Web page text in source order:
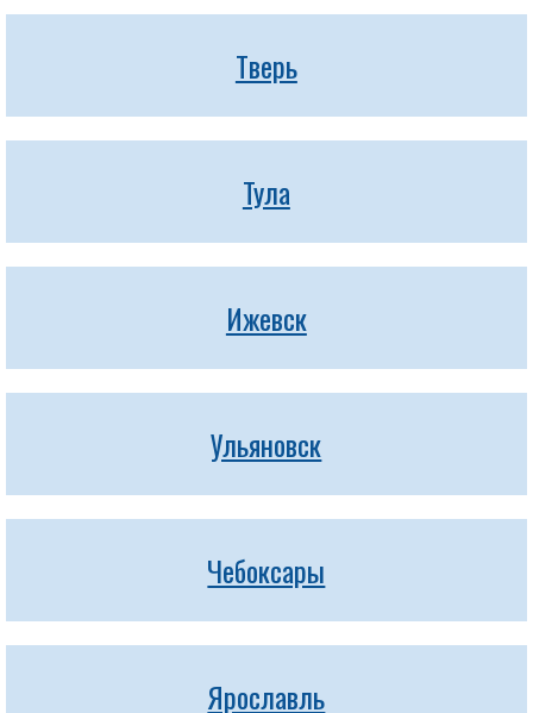
Тверь
Тула
Ижевск
Ульяновск
Чебоксары
Ярославль